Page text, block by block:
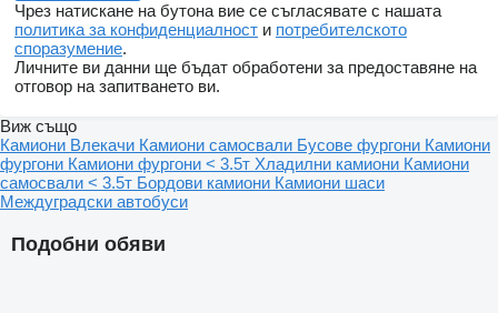
Чрез натискане на бутона вие се съгласявате с нашата
политика за конфиденциалност и потребителското
споразумение.
Личните ви данни ще бъдат обработени за предоставяне на
отговор на запитването ви.
Подобни обяви
Виж също
Камиони Влекачи Камиони самосвали Бусове фургони Камиони
фургони Камиони фургони < 3.5т Хладилни камиони Камиони
самосвали < 3.5т Бордови камиони Камиони шаси
Междуградски автобуси